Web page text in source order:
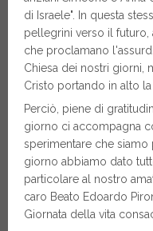
di Israele". In questa
pellegrini verso il futuro,
che proclamano
Chiesa dei nostri giorni,
Cristo portando in alto
Perciò, piene di
giorno ci accompagna
sperimentare che siamo
giorno abbiamo dato
particolare al nostro
caro Beato Edoardo
Giornata della vita